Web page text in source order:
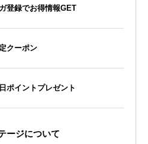
登録でお得情報GET
クーポン
ポイントプレゼント
ージについて